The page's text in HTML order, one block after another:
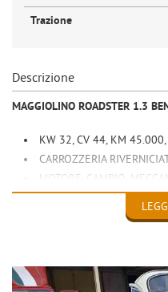
Trazione
Descrizione
MAGGIOLINO ROADSTER 1.3
KW 32, CV 44, KM 45.000,
CARROZZERIA
MOTORE, CAMBIO,
IDEALE PER EVENTI, E
ALBERTO 0039 3933352080